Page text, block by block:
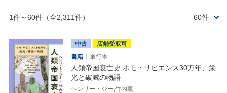
1件～60件（全2,311件） 60件
中古
店舗受取可
書籍
単行本
人類帝国衰亡史 ホモ・サピエンス30万年、栄
光と破滅の物語
ヘンリー・ジー,竹内薫